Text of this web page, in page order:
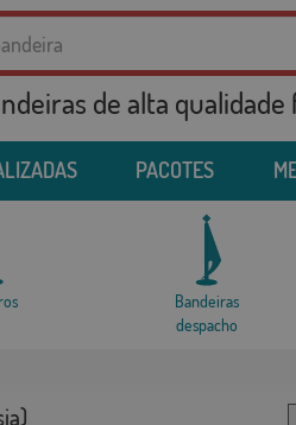
de alta
PACOTES
Bandeiras
despacho